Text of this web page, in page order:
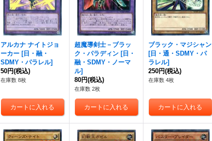
アルカナ ナイトジョ
ーカー [日・融・
SDMY・パラレル]
50円(税込)
在庫数 8枚
超魔導剣士－ブラッ
ク・パラディン [日・
融・SDMY・ノーマ
ル]
80円(税込)
在庫数 2枚
ブラック・マジシャン
[日・通・SDMY・パ
ラレル]
250円(税込)
在庫数 4枚